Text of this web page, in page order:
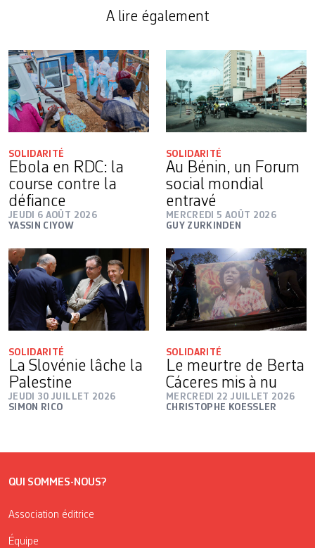
A lire également
SOLIDARITÉ
Ebola en RDC: la
course contre la
défiance
JEUDI 6 AOÛT 2026
YASSIN CIYOW
SOLIDARITÉ
Au Bénin, un Forum
social mondial
entravé
MERCREDI 5 AOÛT 2026
GUY ZURKINDEN
SOLIDARITÉ
La Slovénie lâche la
Palestine
JEUDI 30 JUILLET 2026
SIMON RICO
SOLIDARITÉ
Le meurtre de Berta
Cáceres mis à nu
MERCREDI 22 JUILLET 2026
CHRISTOPHE KOESSLER
QUI SOMMES-NOUS?
Association éditrice
Équipe